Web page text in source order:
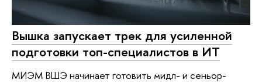
Вышка запускает трек для усиленной
подготовки топ-специалистов в ИТ
МИЭМ ВШЭ начинает готовить мидл- и сеньор-